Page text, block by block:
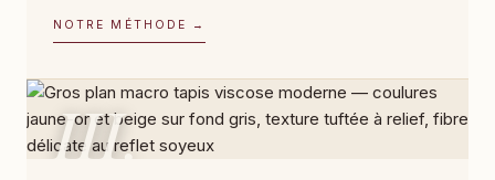
NOTRE MÉTHODE →
III.